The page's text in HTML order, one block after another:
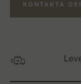
KONTAKTA